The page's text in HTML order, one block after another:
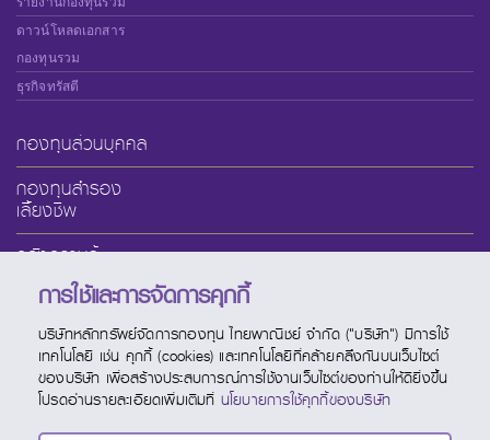
ดาวน์โหลดเอกสาร
กองทุนรวม
ธุรกิจทรัสตี
กองทุนส่วนบุคคล
กองทุนสำรอง
เลี้ยงชีพ
คลังความรู้
เกี่ยวกับ SCBAM
บริการออนไลน์
ช่องทางบริการ
การใช้และการจัดการคุกกี้
บริษัทหลักทรัพย์จัดการกองทุน ไทยพาณิชย์ จำกัด ("บริษัท") มีการใช้
เทคโนโลยี เช่น คุกกี้ (cookies) และเทคโนโลยีที่คล้ายคลึงกันบนเว็บไซต์
ของบริษัท เพื่อสร้างประสบการณ์การใช้งานเว็บไซต์ของท่านให้ดียิ่งขึ้น
โปรดอ่านรายละเอียดเพิ่มเติมที่ นโยบายการใช้คุกกี้ของบริษัท